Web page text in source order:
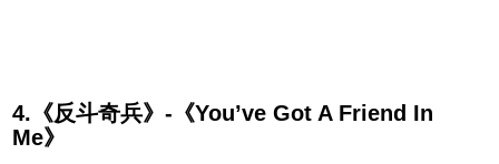
4.《反斗奇兵》-《You’ve Got A Friend In
Me》